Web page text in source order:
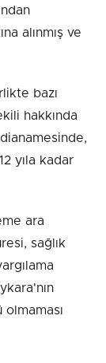
alınmış ve
bazı
hakkında
yıla kadar
ara
sağlık